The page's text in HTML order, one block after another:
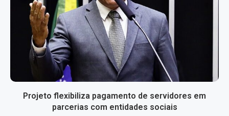
Projeto flexibiliza pagamento de servidores em
parcerias com entidades sociais